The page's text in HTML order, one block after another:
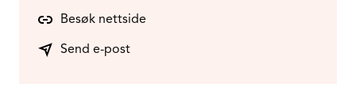
Besøk nettside
Send e-post